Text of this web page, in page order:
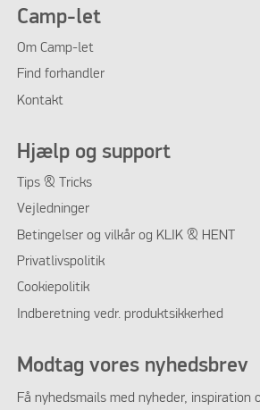
Camp-let
Om Camp-let
Find forhandler
Kontakt
Hjælp og support
Tips & Tricks
Vejledninger
Betingelser og vilkår og KLIK & HENT
Privatlivspolitik
Cookiepolitik
Indberetning vedr. produktsikkerhed
Modtag vores nyhedsbrev
Få nyhedsmails med nyheder, inspiration